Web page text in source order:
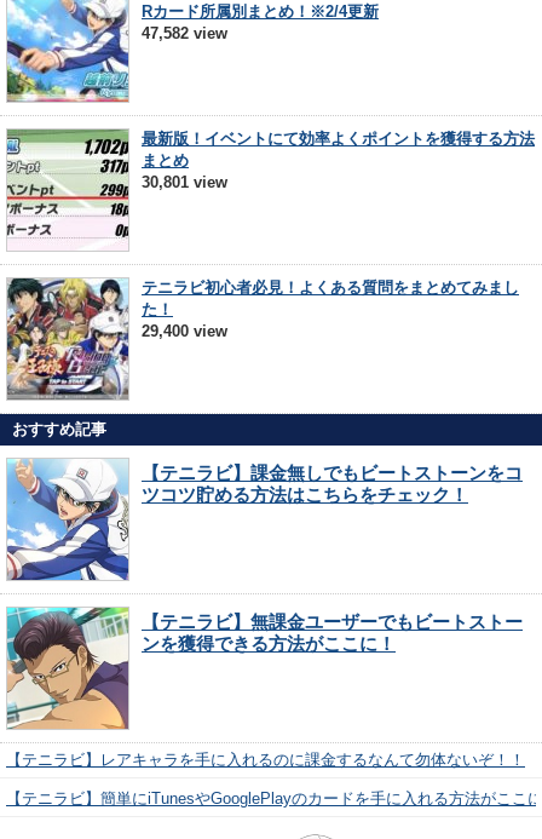
Rカード所属別まとめ！※2/4更新
47,582 view
最新版！イベントにて効率よくポイントを獲得する方法
まとめ
30,801 view
テニラビ初心者必見！よくある質問をまとめてみまし
た！
29,400 view
おすすめ記事
【テニラビ】課金無しでもビートストーンをコ
ツコツ貯める方法はこちらをチェック！
【テニラビ】無課金ユーザーでもビートストー
ンを獲得できる方法がここに！
【テニラビ】レアキャラを手に入れるのに課金するなんて勿体ないぞ！！
【テニラビ】簡単にiTunesやGooglePlayのカードを手に入れる方法がここ